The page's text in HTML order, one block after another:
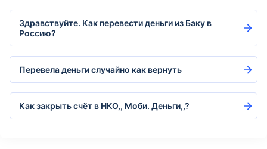
Здравствуйте. Как перевести деньги из Баку в
Россию?
Перевела деньги случайно как вернуть
Как закрыть счёт в НКО,, Моби. Деньги,,?